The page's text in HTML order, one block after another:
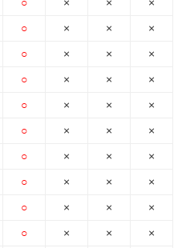
スタッフ紹介
お知らせ
来店予約
○
○
○
○
○
○
○
○
○
○
×
×
×
×
×
×
×
×
×
×
×
×
×
×
×
×
×
×
×
×
×
×
×
×
×
×
×
×
×
×